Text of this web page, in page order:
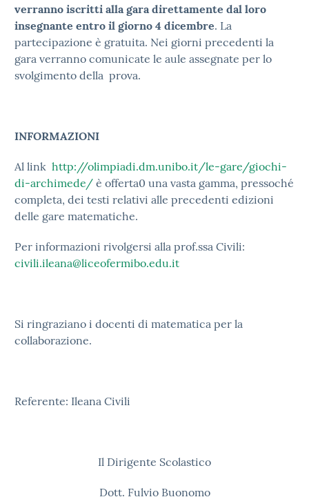
verranno iscritti alla gara direttamente dal loro
insegnante entro il giorno 4 dicembre. La
partecipazione è gratuita. Nei giorni precedenti la
gara verranno comunicate le aule assegnate per lo
svolgimento della prova.
INFORMAZIONI
Al link http://olimpiadi.dm.unibo.it/le-gare/giochi-
di-archimede/ è offerta0 una vasta gamma, pressoché
completa, dei testi relativi alle precedenti edizioni
delle gare matematiche.
Per informazioni rivolgersi alla prof.ssa Civili:
civili.ileana@liceofermibo.edu.it
Si ringraziano i docenti di matematica per la
collaborazione.
Referente: Ileana Civili
Il Dirigente Scolastico
Dott. Fulvio Buonomo